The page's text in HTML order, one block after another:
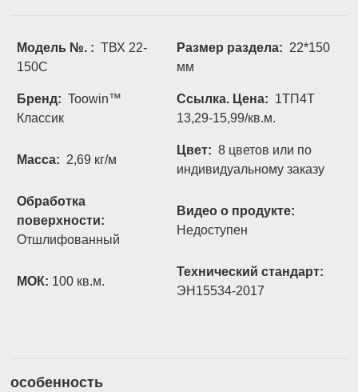
Модель №. :ТВХ 22-
150С
Размер раздела:22*150
мм
Бренд:Toowin™
Классик
Ссылка. Цена: 1ТП4Т
13,29-15,99/кв.м.
Масса: 2,69 кг/м
Цвет:8 цветов или по
индивидуальному заказу
Обработка
поверхности:
Отшлифованный
Видео о продукте:
Недоступен
МОК: 100 кв.м.
Технический стандарт:
ЭН15534-2017
особенность